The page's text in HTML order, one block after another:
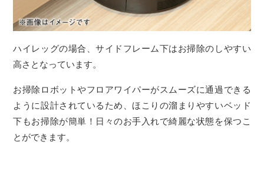
ハイレッグの場合、サイドフレーム下はお掃除のしやすい
高さとなっています。
お掃除ロボットやフロアワイパーがスムーズに通過できる
ように設計されているため、ほこりの溜まりやすいベッド
下もお掃除が簡単！日々のお手入れで綺麗な状態を保つこ
とができます。